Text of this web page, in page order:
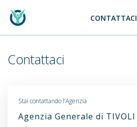
Generali Logo CONTATTACI
Contattaci
Stai contattando l’Agenzia
Agenzia Generale di TIVOLI